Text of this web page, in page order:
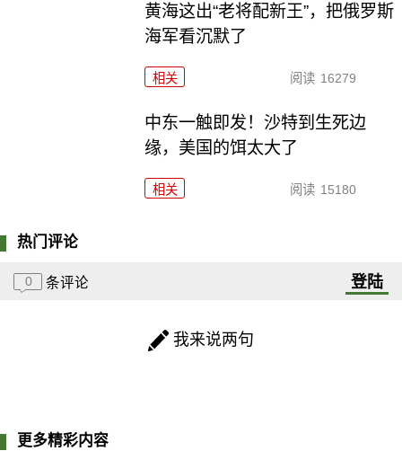
黄海这出“老将配新王”，把俄罗斯
海军看沉默了
相关 阅读 16279
中东一触即发！沙特到生死边
缘，美国的饵太大了
相关 阅读 15180
热门评论
0 条评论 登陆
我来说两句
更多精彩内容